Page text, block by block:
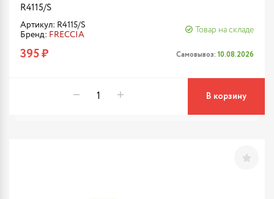
R4115/S
Артикул: R4115/S
Бренд: FRECCIA
Товар на складе
395 ₽ Самовывоз: 10.08.2026
В корзину